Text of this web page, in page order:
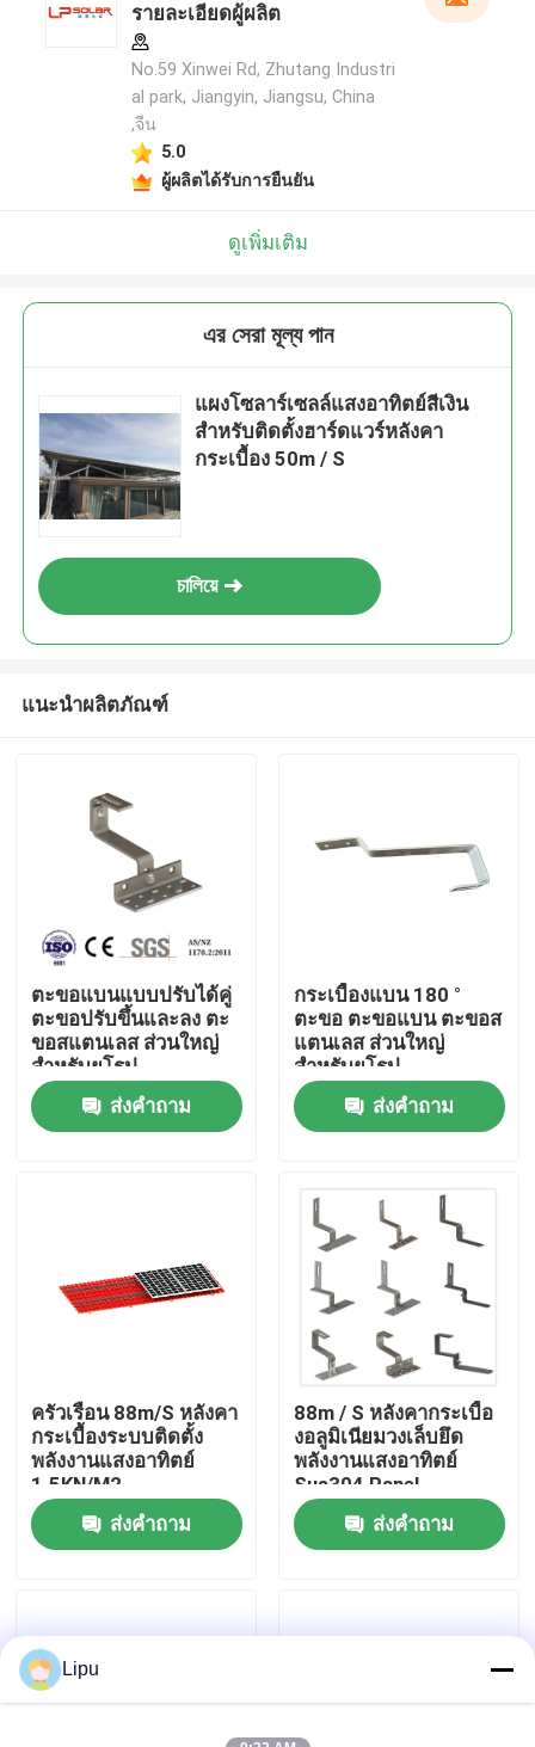
บ้าน
สินค้า
การแสดง VR
ทัวร์โรงงาน
ควบคุมคุณภาพ
กรณี
ระบบติดตั้งพลังงานแสงอาทิตย์
รายละเอียดผู้ผลิต
No.59 Xinwei Rd, Zhutang Industri
al park, Jiangyin, Jiangsu, China
,จีน
5.0
ผู้ผลิตได้รับการยืนยัน
ดูเพิ่มเติม
এর সেরা মূল্য পান
แผงโซลาร์เซลล์แสงอาทิตย์สีเงิน
สำหรับติดตั้งฮาร์ดแวร์หลังคา
กระเบื้อง 50m / S
চালিয়ে
แนะนำผลิตภัณฑ์
ตะขอแบนแบบปรับได้คู่
ตะขอปรับขึ้นและลง ตะ
ขอสแตนเลส ส่วนใหญ่
สำหรับยุโรป
ส่งคำถาม
กระเบื้องแบน 180 °
ตะขอ ตะขอแบน ตะขอส
แตนเลส ส่วนใหญ่
สำหรับยุโรป
ส่งคำถาม
ครัวเรือน 88m/S หลังคา
กระเบื้องระบบติดตั้ง
พลังงานแสงอาทิตย์
1.5KN/M2
ส่งคำถาม
88m / S หลังคากระเบื้อ
งอลูมิเนียมวงเล็บยึด
พลังงานแสงอาทิตย์
Sus304 Panel
ส่งคำถาม
Lipu